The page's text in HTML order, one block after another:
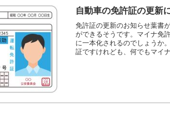
自動車の免許証の更新
免許証の更新のお知らせ葉書
ができるそうです。マイナ免
に一本化されるのでしょうか
証ですけれども、何でもマイ